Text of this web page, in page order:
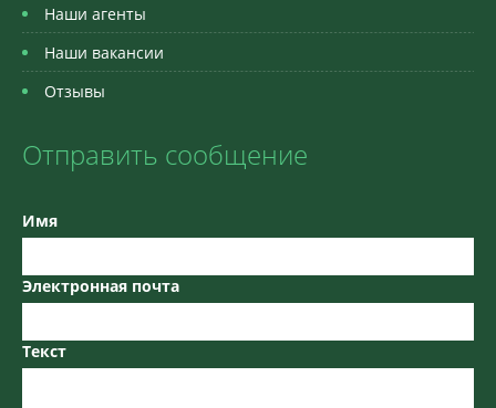
Наши агенты
Наши вакансии
Отзывы
Отправить сообщение
Имя
Электронная почта
Текст